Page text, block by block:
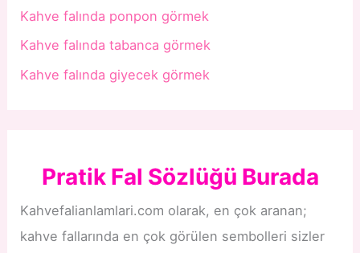
Kahve falında ponpon görmek
Kahve falında tabanca görmek
Kahve falında giyecek görmek
Pratik Fal Sözlüğü Burada
Kahvefalianlamlari.com olarak, en çok aranan;
kahve fallarında en çok görülen sembolleri sizler